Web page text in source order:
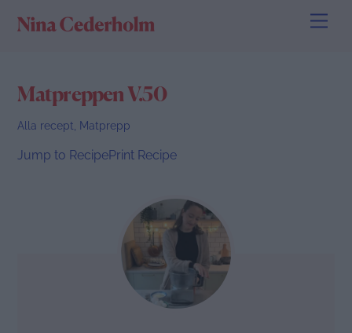
Matpreppen V.50
Alla recept Matprepp
Jump to RecipePrint Recipe